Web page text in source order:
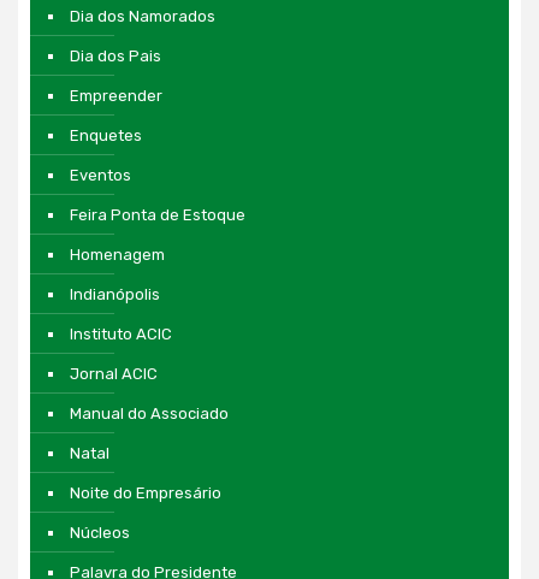
Dia dos Namorados
Dia dos Pais
Empreender
Enquetes
Eventos
Feira Ponta de Estoque
Homenagem
Indianópolis
Instituto ACIC
Jornal ACIC
Manual do Associado
Natal
Noite do Empresário
Núcleos
Palavra do Presidente